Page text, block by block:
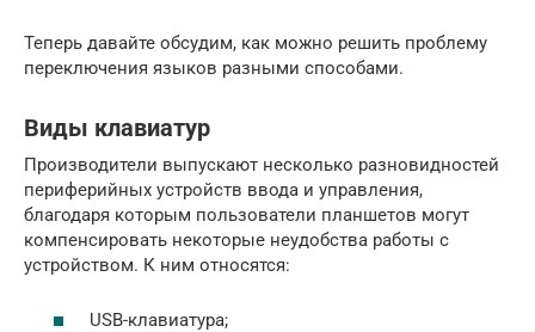
Теперь давайте обсудим, как можно решить проблему
переключения языков разными способами.
Виды клавиатур
Производители выпускают несколько разновидностей
периферийных устройств ввода и управления,
благодаря которым пользователи планшетов могут
компенсировать некоторые неудобства работы с
устройством. К ним относятся:
USB-клавиатура;